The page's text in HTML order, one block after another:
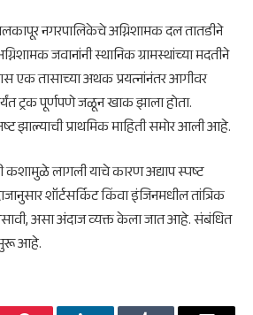
नगरपालिकेचे अग्निशामक दल तातडीने
जवानांनी स्थानिक ग्रामस्थांच्या मदतीने
एक तासाच्या अथक प्रयत्नांनंतर आगीवर
ट्रक पूर्णपणे जळून खाक झाला होता.
झाल्याची प्राथमिक माहिती समोर आली आहे.
कशामुळे लागली याचे कारण अद्याप स्पष्ट
शॉर्टसर्किट किंवा इंजिनमधील तांत्रिक
असा अंदाज व्यक्त केला जात आहे. संबंधित
आहे.